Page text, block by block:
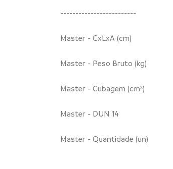
-------------------------
Master - CxLxA (cm)
Master - Peso Bruto (kg)
Master - Cubagem (cm³)
Master - DUN 14
Master - Quantidade (un)